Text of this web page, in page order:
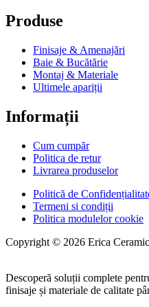
Produse
Finisaje & Amenajări
Baie & Bucătărie
Montaj & Materiale
Ultimele apariții
Informații
Cum cumpăr
Politica de retur
Livrarea produselor
Politică de
Termeni si condiții
Politica modulelor cookie
Copyright © 2026 Erica
Descoperă soluții complete
finisaje și materiale de calitate